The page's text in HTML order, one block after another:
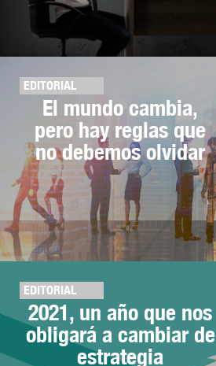
EDITORIAL
El mundo cambia,
pero hay reglas que
no debemos olvidar
EDITORIAL
2021, un año que nos
obligará a cambiar de
estrategia